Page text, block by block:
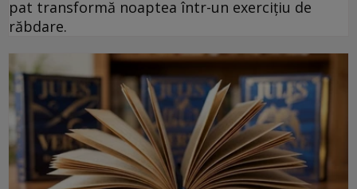
pat transformă noaptea într-un exercițiu de
răbdare.